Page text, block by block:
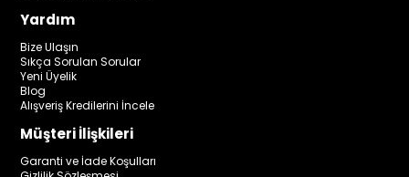
Yardım
Bize Ulaşın
Sıkça Sorulan Sorular
Yeni Üyelik
Blog
Alışveriş Kredilerini İncele
Müşteri İlişkileri
Garanti ve İade Koşulları